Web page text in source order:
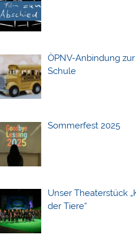
ÖPNV-Anbindung
Schule
Sommerfest 2025
Unser Theaterstück
der Tiere“